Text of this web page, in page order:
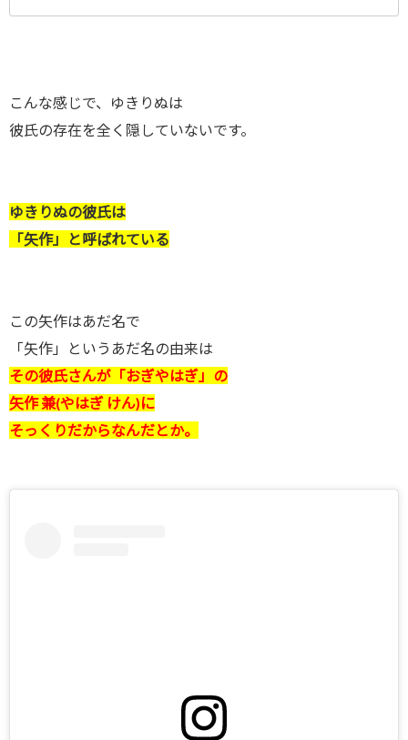
こんな感じで、ゆきりぬは
彼氏の存在を全く隠していないです。
ゆきりぬの彼氏は
「矢作」と呼ばれている
この矢作はあだ名で
「矢作」というあだ名の由来は
その彼氏さんが「おぎやはぎ」の
矢作 兼(やはぎ けん)に
そっくりだからなんだとか。